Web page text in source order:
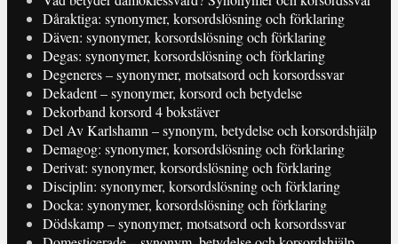
Dåraktiga: synonymer, korsordslösning och förklaring
Däven: synonymer, korsordslösning och förklaring
Degas: synonymer, korsordslösning och förklaring
Degeneres – synonymer, motsatsord och korsordssvar
Dekadent – synonymer, korsord och betydelse
Dekorband korsord 4 bokstäver
Del Av Karlshamn – synonym, betydelse och korsordshjälp
Demagog: synonymer, korsordslösning och förklaring
Derivat: synonymer, korsordslösning och förklaring
Disciplin: synonymer, korsordslösning och förklaring
Docka: synonymer, korsordslösning och förklaring
Dödskamp – synonymer, motsatsord och korsordssvar